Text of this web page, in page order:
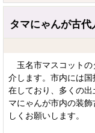
タマにゃんが古代
玉名市マスコットの
介します。市内には
在しており、多くの
マにゃんが市内の装
しくお願いします。